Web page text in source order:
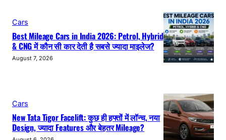
Cars
Best Mileage Cars in India 2026: Petrol, Hybrid
& CNG में कौन सी कार देती है सबसे ज्यादा माइलेज?
August 7, 2026
Cars
New Tata Tigor Facelift: कुछ ही हफ्तों में लॉन्च, नया
Design, ज्यादा Features और बेहतर Mileage?